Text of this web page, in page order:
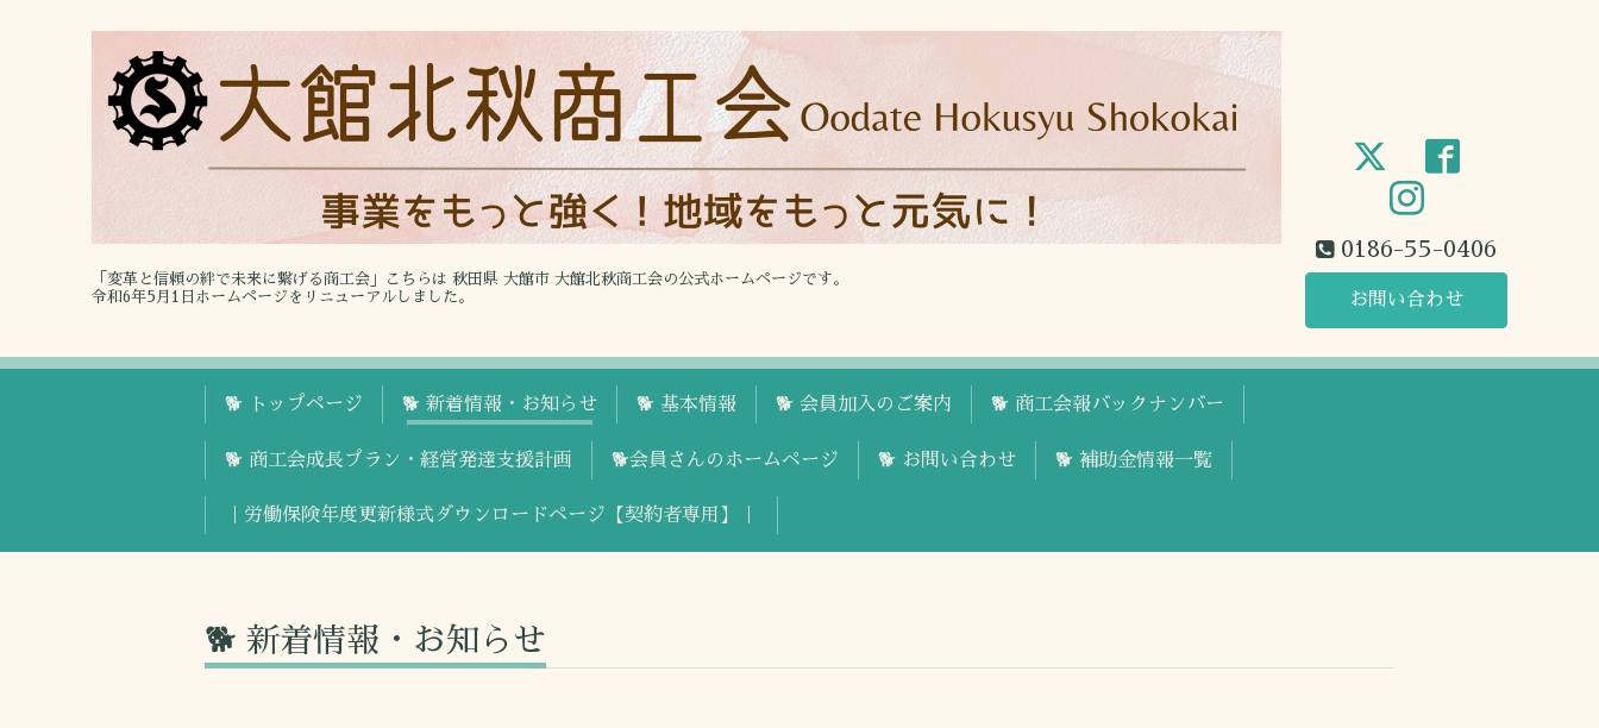
「変革と信頼の絆で未来に繋げる商工会」こちらは 秋田県 大館市 大館北秋商工会の公式ホームページです。
令和6年5月1日ホームページをリニューアルしました。
0186-55-0406
お問い合わせ
🐕 トップページ 🐕 新着情報・お知らせ 🐕 基本情報 🐕 会員加入のご案内 🐕 商工会報バックナンバー
🐕 商工会成長プラン・経営発達支援計画 🐕会員さんのホームページ 🐕 お問い合わせ 🐕 補助金情報一覧
｜労働保険年度更新様式ダウンロードページ【契約者専用】｜
🐕 新着情報・お知らせ